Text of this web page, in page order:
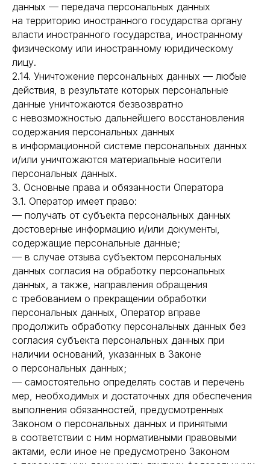
данных — передача персональных данных
на территорию иностранного государства органу
власти иностранного государства, иностранному
физическому или иностранному юридическому
лицу.
2.14. Уничтожение персональных данных — любые
действия, в результате которых персональные
данные уничтожаются безвозвратно
с невозможностью дальнейшего восстановления
содержания персональных данных
в информационной системе персональных данных
и/или уничтожаются материальные носители
персональных данных.
3. Основные права и обязанности Оператора
3.1. Оператор имеет право:
— получать от субъекта персональных данных
достоверные информацию и/или документы,
содержащие персональные данные;
— в случае отзыва субъектом персональных
данных согласия на обработку персональных
данных, а также, направления обращения
с требованием о прекращении обработки
персональных данных, Оператор вправе
продолжить обработку персональных данных без
согласия субъекта персональных данных при
наличии оснований, указанных в Законе
о персональных данных;
— самостоятельно определять состав и перечень
мер, необходимых и достаточных для обеспечения
выполнения обязанностей, предусмотренных
Законом о персональных данных и принятыми
в соответствии с ним нормативными правовыми
актами, если иное не предусмотрено Законом